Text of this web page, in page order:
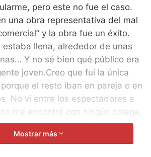
pero este no fue el caso.
una obra representativa del mal
y la obra fue un éxito.
estaba llena, alrededor de unas
Y no sé bien qué público era
joven.Creo que fui la única
el resto iban en pareja o en
No vi entre los espectadores a
me encontré con ningún colega,
que este espectáculo no era
Mostrar más